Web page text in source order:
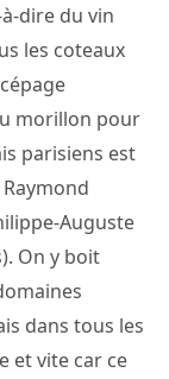
dire du vin
les coteaux
morillon pour
parisiens est
Auguste
On y boit
dans tous les
et vite car ce